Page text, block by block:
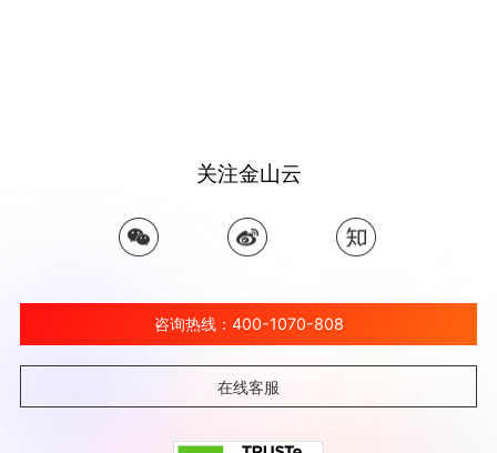
关注金山云
咨询热线：400-1070-808
在线客服